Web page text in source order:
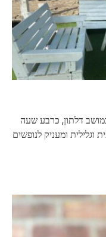
דלתון, כרבע שעה
ומעניק לנופשים